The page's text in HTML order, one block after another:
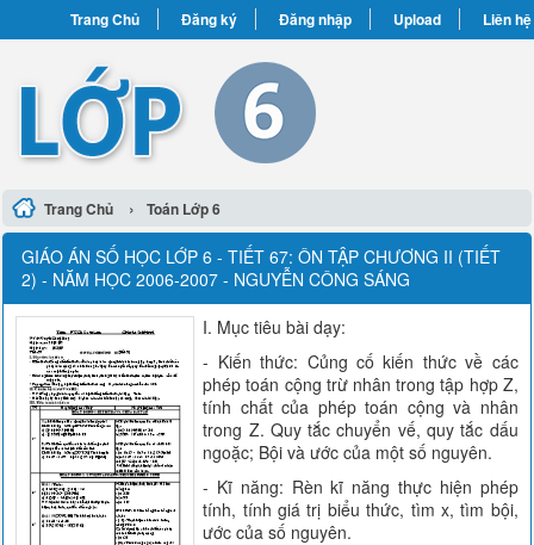
Trang Chủ Đăng ký Đăng nhập Upload Liên hệ
Trang Chủ › Toán Lớp 6
GIÁO ÁN SỐ HỌC LỚP 6 - TIẾT 67: ÔN TẬP CHƯƠNG II (TIẾT
2) - NĂM HỌC 2006-2007 - NGUYỄN CÔNG SÁNG
I. Mục tiêu bài dạy:
- Kiến thức: Củng cố kiến thức về các
phép toán cộng trừ nhân trong tập hợp Z,
tính chất của phép toán cộng và nhân
trong Z. Quy tắc chuyển vế, quy tắc dấu
ngoặc; Bội và ước của một số nguyên.
- Kĩ năng: Rèn kĩ năng thực hiện phép
tính, tính giá trị biểu thức, tìm x, tìm bội,
ước của số nguyên.